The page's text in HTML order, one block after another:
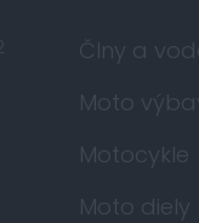
Člny a
Moto
Motocykle
Moto diely